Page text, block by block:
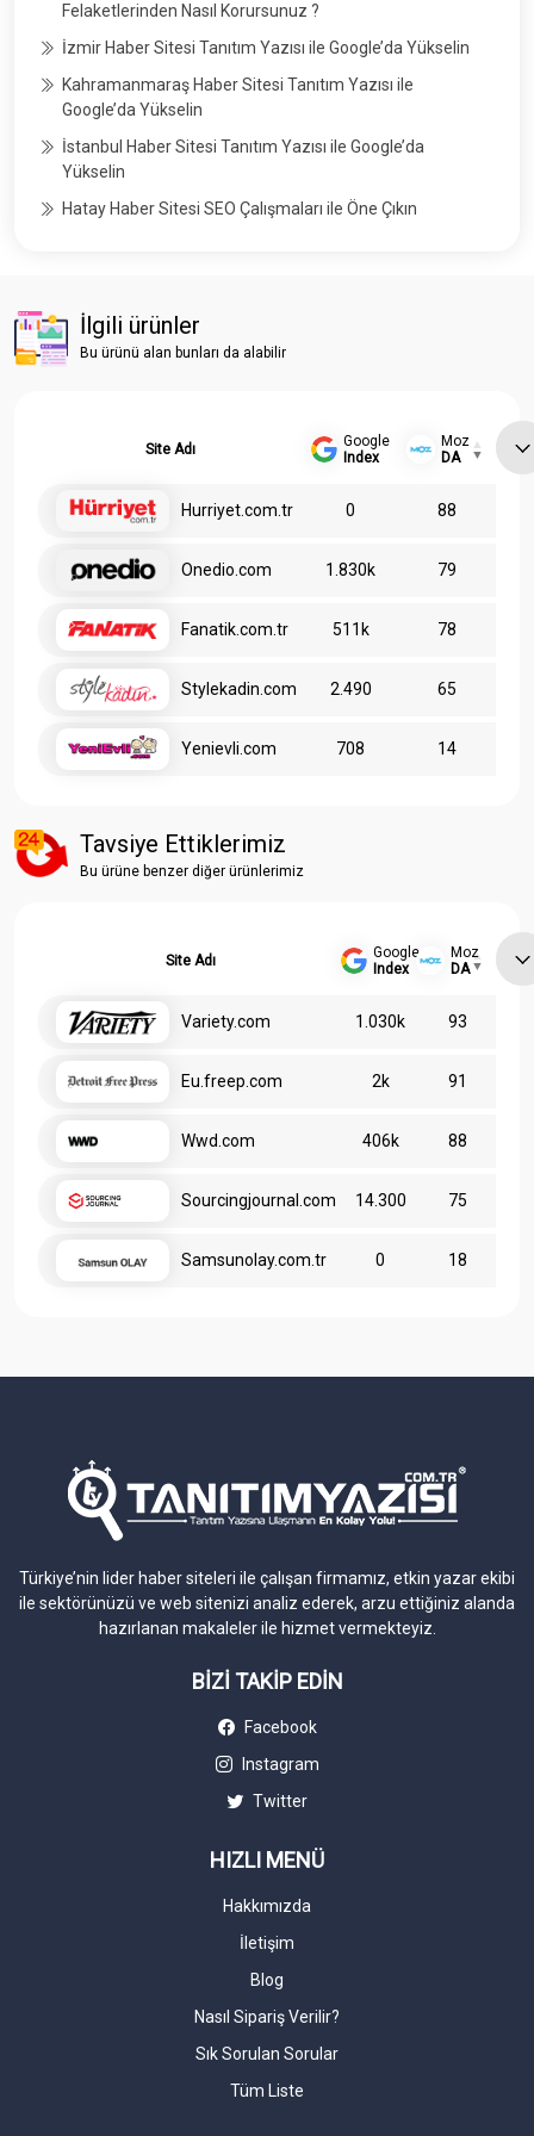
Felaketlerinden Nasıl Korursunuz ?
İzmir Haber Sitesi Tanıtım Yazısı ile Google’da Yükselin
Kahramanmaraş Haber Sitesi Tanıtım Yazısı ile
Google’da Yükselin
İstanbul Haber Sitesi Tanıtım Yazısı ile Google’da
Yükselin
Hatay Haber Sitesi SEO Çalışmaları ile Öne Çıkın
İlgili ürünler
Bu ürünü alan bunları da alabilir
Site Adı
Google
Index
Moz
DA
Hurriyet.com.tr 0 88
Onedio.com 1.830k 79
Fanatik.com.tr 511k 78
Stylekadin.com 2.490 65
Yenievli.com 708 14
Tavsiye Ettiklerimiz
Bu ürüne benzer diğer ürünlerimiz
Site Adı
Google
Index
Moz
DA
Variety.com 1.030k 93
Eu.freep.com 2k 91
Wwd.com 406k 88
Sourcingjournal.com 14.300 75
Samsunolay.com.tr 0 18
Türkiye’nin lider haber siteleri ile çalışan firmamız, etkin yazar ekibi
ile sektörünüzü ve web sitenizi analiz ederek, arzu ettiğiniz alanda
hazırlanan makaleler ile hizmet vermekteyiz.
BİZİ TAKİP EDİN
Facebook
Instagram
Twitter
HIZLI MENÜ
Hakkımızda
İletişim
Blog
Nasıl Sipariş Verilir?
Sık Sorulan Sorular
Tüm Liste